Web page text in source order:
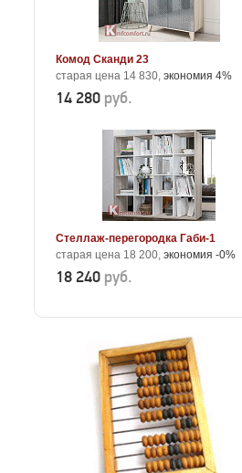
Комод Сканди 23
старая цена 14 830, экономия 4%
14 280 руб.
Стеллаж-перегородка Габи-1
старая цена 18 200, экономия -0%
18 240 руб.